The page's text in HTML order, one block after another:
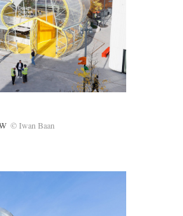
© Iwan Baan